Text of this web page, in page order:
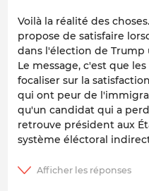
Voilà la réalité des
propose de satisfaire
dans l'élection de Trump
Le message, c'est que
focaliser sur la
qui ont peur de
qu'un candidat qui a
retrouve président aux
système éléctoral